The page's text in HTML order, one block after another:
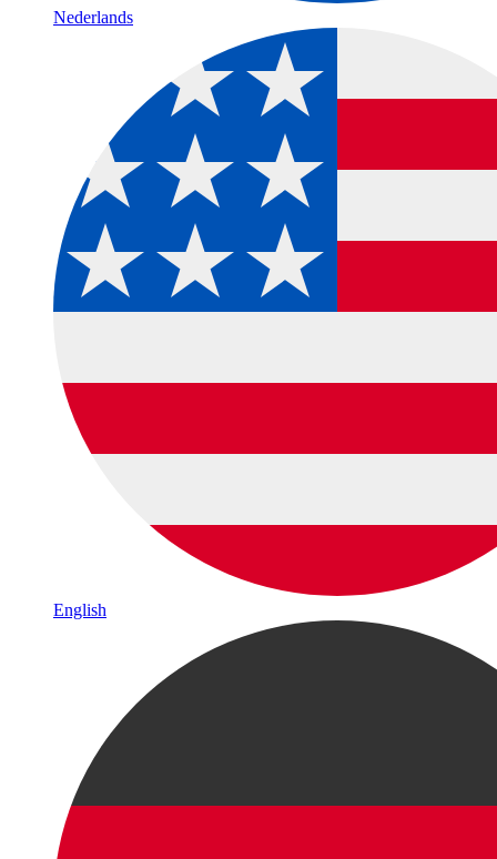
Nederlands
English